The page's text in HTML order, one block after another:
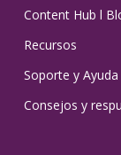
Content Hub l
Recursos
Soporte y Ayuda
Consejos y